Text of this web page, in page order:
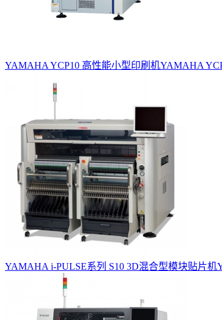
YAMAHA YCP10 高性能小型印刷机YAMAHA
YAMAHA i-PULSE系列 S10 3D混合型模块贴片机